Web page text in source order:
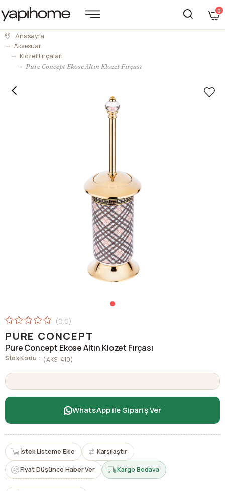
0
Anasayfa
Aksesuar
Klozet Fırçaları
Pure Concept Ekose Altın Klozet Fırçası
0.0
PURE CONCEPT
Pure Concept Ekose Altın Klozet Fırçası
Stok Kodu (AKS-410)
WhatsApp ile Sipariş Ver
İstek Listeme Ekle Karşılaştır
Fiyat Düşünce Haber Ver Kargo Bedava